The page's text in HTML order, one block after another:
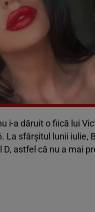
i-a dăruit o fiică lui
La sfârșitul lunii iulie,
astfel că nu a mai